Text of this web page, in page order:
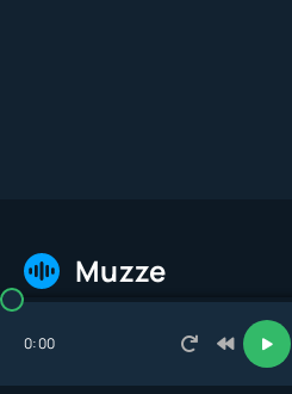
Muzze
ГлавнаяТрекиИсполнители
Стол заказов
0:00